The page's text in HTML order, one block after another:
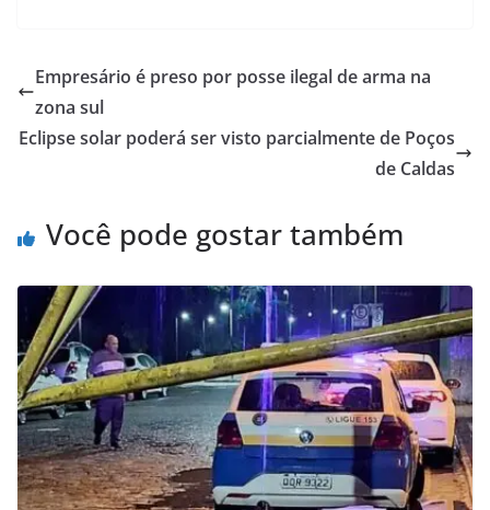
Empresário é preso por posse ilegal de arma na
zona sul
Eclipse solar poderá ser visto parcialmente de Poços
de Caldas
Você pode gostar também